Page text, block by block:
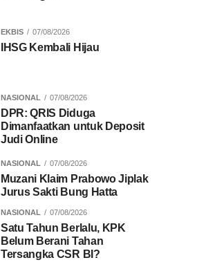
EKBIS 07/08/2026
IHSG Kembali Hijau
NASIONAL 07/08/2026
DPR: QRIS Diduga
Dimanfaatkan untuk Deposit
Judi Online
NASIONAL 07/08/2026
Muzani Klaim Prabowo Jiplak
Jurus Sakti Bung Hatta
NASIONAL 07/08/2026
Satu Tahun Berlalu, KPK
Belum Berani Tahan
Tersangka CSR BI?